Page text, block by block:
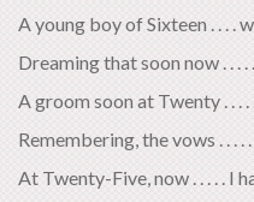
A young boy of Sixteen . . . .
Dreaming that soon now . . . .
A groom soon at Twenty . . . .
Remembering, the vows . . .
At Twenty-Five, now . . . . . I